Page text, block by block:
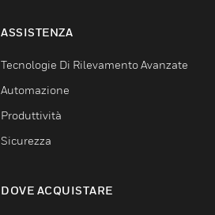
ASSISTENZA
Tecnologie Di Rilevamento Avanzate
Automazione
Produttività
Sicurezza
DOVE ACQUISTARE